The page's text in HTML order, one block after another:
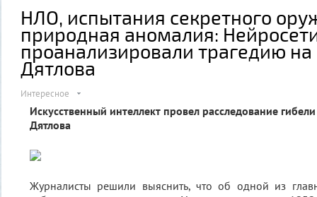
НЛО, испытания секретного
природная аномалия:
проанализировали трагедию
Дятлова
Интересное
Искусственный интеллект провел расследование
Дятлова
Журналисты решили выяснить, что об одной из